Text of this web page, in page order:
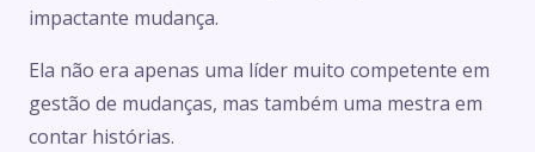
impactante mudança.
Ela não era apenas uma líder muito competente em
gestão de mudanças, mas também uma mestra em
contar histórias.